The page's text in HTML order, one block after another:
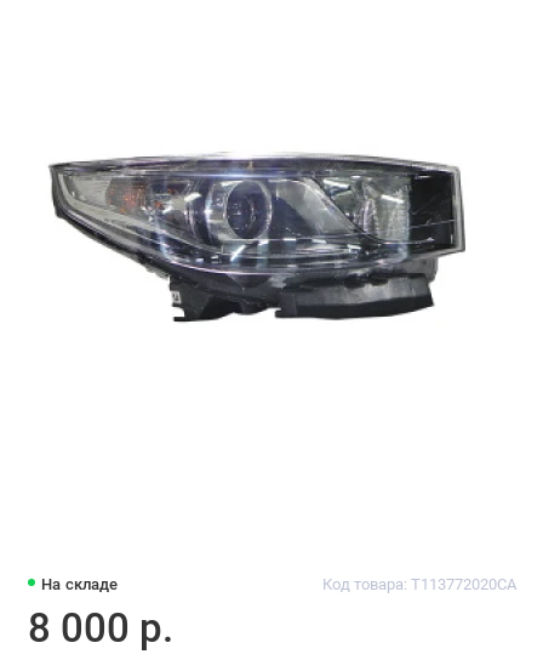
На складе Код товара: T113772020CA
8 000 р.